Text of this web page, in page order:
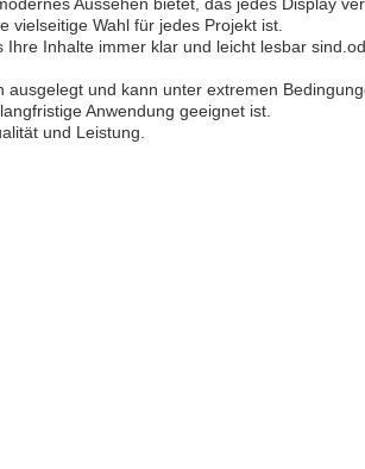
Wahl für jedes Projekt ist.
Inhalte immer klar und leicht lesbar
und kann unter extremen
Anwendung geeignet ist.
und Leistung.